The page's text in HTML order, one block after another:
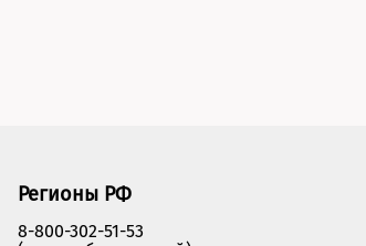
Регионы РФ
8-800-302-51-53